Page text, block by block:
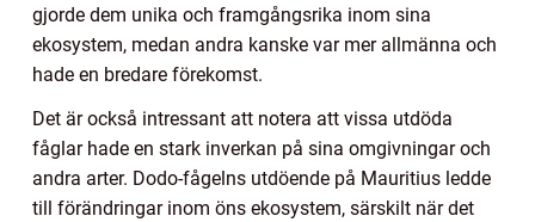
gjorde dem unika och framgångsrika inom sina
ekosystem, medan andra kanske var mer allmänna och
hade en bredare förekomst.
Det är också intressant att notera att vissa utdöda
fåglar hade en stark inverkan på sina omgivningar och
andra arter. Dodo-fågelns utdöende på Mauritius ledde
till förändringar inom öns ekosystem, särskilt när det